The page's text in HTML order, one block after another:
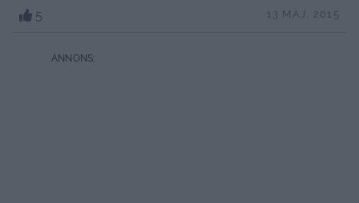
5 13 MAJ, 2015